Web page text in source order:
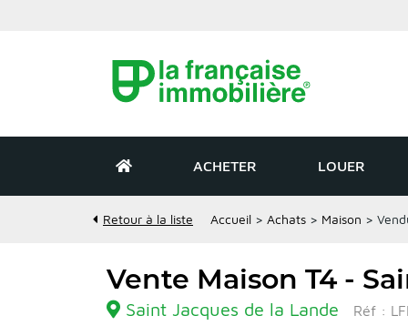
ACHETER LOUER
Retour à la liste Accueil > Achats > Maison >
Vente Maison T4 -
Saint Jacques de la Lande Réf :